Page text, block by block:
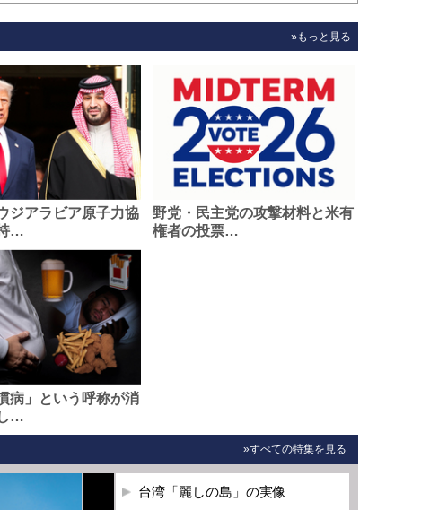
»もっと見る
ジアラビア原子力協
…
野党・民主党の攻撃材料と米有
権者の投票…
病」という呼称が消
…
»すべての特集を見る
台湾「麗しの島」の実像